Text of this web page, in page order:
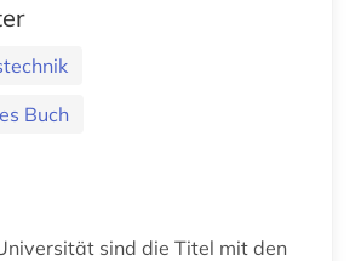
Buch
sind die Titel mit den